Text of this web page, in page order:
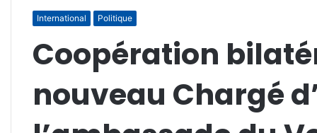
International Politique
Coopération
nouveau Chargé